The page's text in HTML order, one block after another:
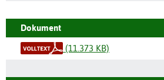
Dokument
(11.373 KB)